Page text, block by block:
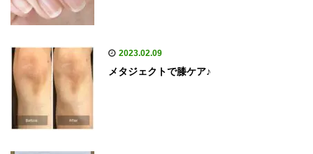
2023.02.09
メタジェクトで膝ケア♪